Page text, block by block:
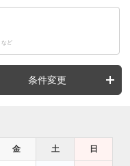
など
条件変更
金 土 日